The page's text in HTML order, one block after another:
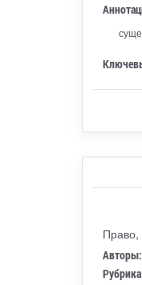
Право,
Авторы: